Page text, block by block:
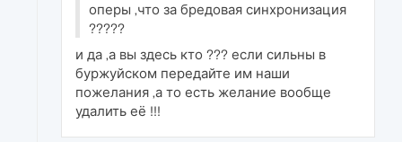
оперы ,что за бредовая синхронизация
?????
и да ,а вы здесь кто ??? если сильны в
буржуйском передайте им наши
пожелания ,а то есть желание вообще
удалить её !!!